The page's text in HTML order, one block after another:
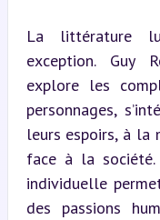
La littérature
exception. Guy
explore les
personnages,
leurs espoirs, à la
face à la
individuelle
des passions